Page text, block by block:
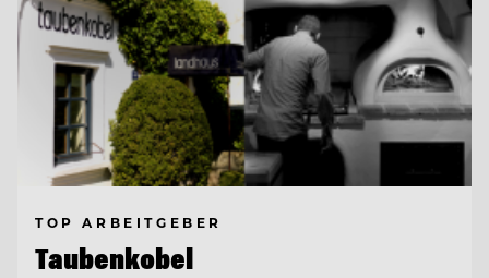
TOP ARBEITGEBER
Taubenkobel